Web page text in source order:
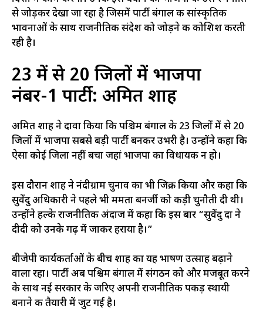
से जोड़कर देखा जा रहा है जिसमें पार्टी बंगाल की सांस्कृतिक
भावनाओं के साथ राजनीतिक संदेश को जोड़ने की कोशिश करती
रही है।
23 में से 20 जिलों में भाजपा
नंबर-1 पार्टी: अमित शाह
अमित शाह ने दावा किया कि पश्चिम बंगाल के 23 जिलों में से 20
जिलों में भाजपा सबसे बड़ी पार्टी बनकर उभरी है। उन्होंने कहा कि
ऐसा कोई जिला नहीं बचा जहां भाजपा का विधायक न हो।
इस दौरान शाह ने नंदीग्राम चुनाव का भी जिक्र किया और कहा कि
सुवेंदु अधिकारी ने पहले भी ममता बनर्जी को कड़ी चुनौती दी थी।
उन्होंने हल्के राजनीतिक अंदाज में कहा कि इस बार “सुवेंदु दा ने
दीदी को उनके गढ़ में जाकर हराया है।”
बीजेपी कार्यकर्ताओं के बीच शाह का यह भाषण उत्साह बढ़ाने
वाला रहा। पार्टी अब पश्चिम बंगाल में संगठन को और मजबूत करने
के साथ नई सरकार के जरिए अपनी राजनीतिक पकड़ स्थायी
बनाने की तैयारी में जुट गई है।